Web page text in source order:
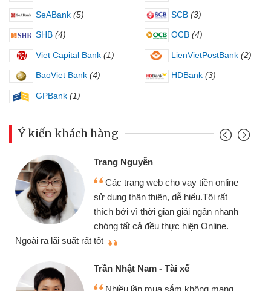
SeABank (5) SCB (3)
SHB (4) OCB (4)
Viet Capital Bank (1) LienVietPostBank (2)
BaoViet Bank (4) HDBank (3)
GPBank (1)
Ý kiến khách hàng
Đoàn Hữu Cảnh
Mình cần tiền gấp nên định cầm cố
chiếc xe wave nhưng thật may đã có
gói vay tiền bằng CMND online không
cần gặp mặt nên rất tiện lợi, sẽ giới
thiệu cho bạn bè biết
Cấn Văn Lực - Tạp hóa
Tôi kinh doanh buôn bán nhỏ lẻ